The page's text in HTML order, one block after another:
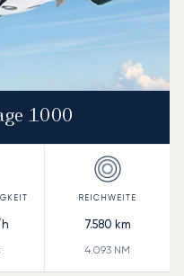
1000
7.580 km
4.093 NM